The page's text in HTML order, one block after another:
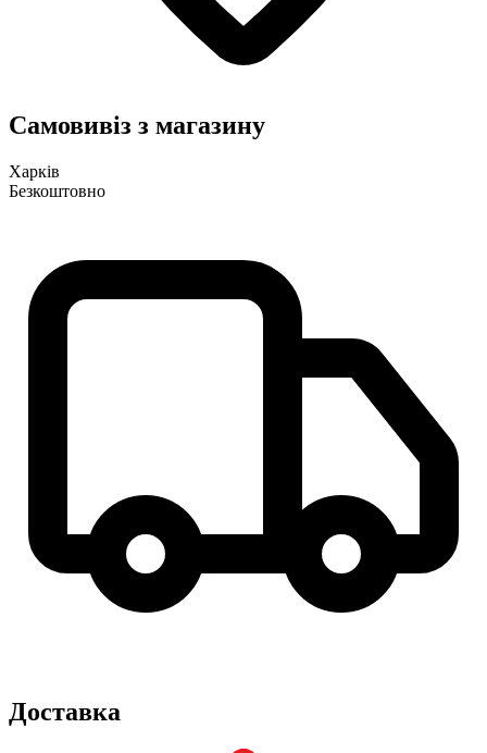
Самовивіз з магазину
Харків
Безкоштовно
Доставка